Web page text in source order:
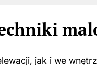
jak i we